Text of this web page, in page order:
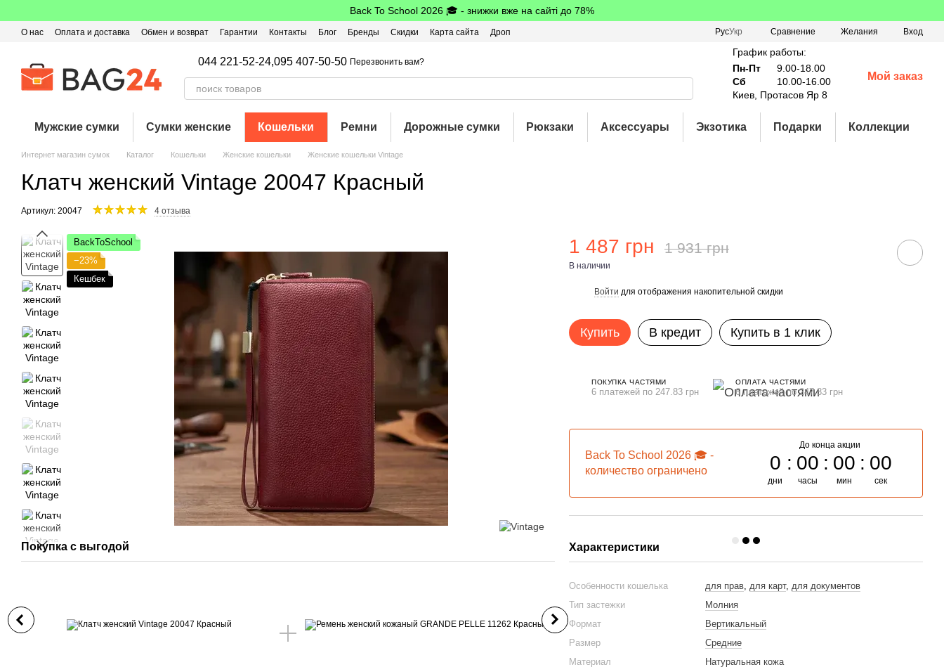
Back To School 2026 🎓 - знижки вже на сайті до 78%
О нас Оплата и доставка Обмен и возврат Гарантии Контакты Блог Бренды Скидки Карта сайта
Дроп
РусУкр Сравнение Желания Вход
044 221-52-24,095 407-50-50 Перезвонить вам?
График работы:
Пн-Пт
9.00-18.00
Сб
10.00-16.00
Киев, Протасов Яр 8
Мой заказ
Мужские сумки Сумки женские Кошельки Ремни Дорожные сумки Рюкзаки Аксессуары Экзотика Подарки Коллекции
Интернет магазин сумок Каталог Кошельки Женские кошельки Женские кошельки Vintage
Клатч женский Vintage 20047 Красный
Артикул: 20047 4 отзыва
BackToSchool
−23%
Кешбек
Покупка с выгодой Покупка с выгодой
1 487 грн 1 931 грн
В наличии
Войти для отображения накопительной скидки
Купить В кредит Купить в 1 клик
ПОКУПКА ЧАСТЯМИ
6 платежей по 247.83 грн
ОПЛАТА ЧАСТЯМИ
6 платежей по 247.83 грн
Back To School 2026 🎓 -
количество ограничено
До конца акции
0
дни
00
часы
00
мин
00
сек
Характеристики
Особенности кошелька для прав,для карт,для документов
Тип застежки
Молния
Формат
Вертикальный
Размер
Средние
Материал
Натуральная кожа